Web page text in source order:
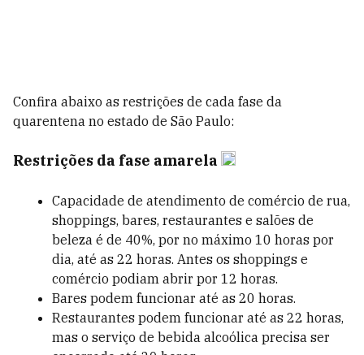
Confira abaixo as restrições de cada fase da
quarentena no estado de São Paulo:
Restrições da fase amarela
Capacidade de atendimento de comércio de rua,
shoppings, bares, restaurantes e salões de
beleza é de 40%, por no máximo 10 horas por
dia, até as 22 horas. Antes os shoppings e
comércio podiam abrir por 12 horas.
Bares podem funcionar até as 20 horas.
Restaurantes podem funcionar até as 22 horas,
mas o serviço de bebida alcoólica precisa ser